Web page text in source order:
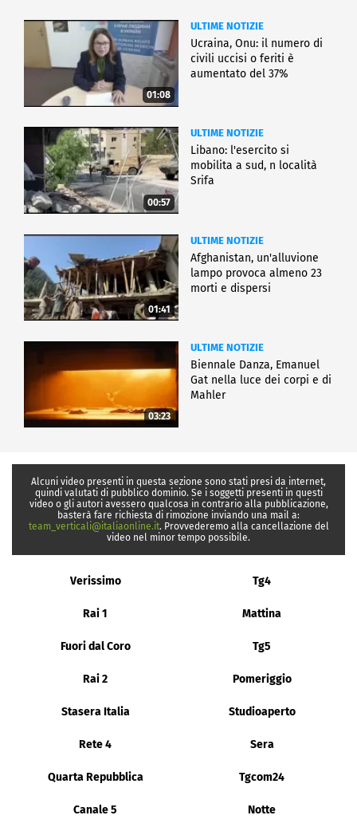
01:08
ULTIME NOTIZIE
Ucraina, Onu: il numero di
civili uccisi o feriti è
aumentato del 37%
00:57
ULTIME NOTIZIE
Libano: l'esercito si
mobilita a sud, n località
Srifa
01:41
ULTIME NOTIZIE
Afghanistan, un'alluvione
lampo provoca almeno 23
morti e dispersi
03:23
ULTIME NOTIZIE
Biennale Danza, Emanuel
Gat nella luce dei corpi e di
Mahler
Alcuni video presenti in questa sezione sono stati presi da internet,
quindi valutati di pubblico dominio. Se i soggetti presenti in questi
video o gli autori avessero qualcosa in contrario alla pubblicazione,
basterà fare richiesta di rimozione inviando una mail a:
team_verticali@italiaonline.it. Provvederemo alla cancellazione del
video nel minor tempo possibile.
Verissimo Tg4
Rai 1 Mattina
Fuori dal Coro Tg5
Rai 2 Pomeriggio
Stasera Italia Studioaperto
Rete 4 Sera
Quarta Repubblica Tgcom24
Canale 5 Notte